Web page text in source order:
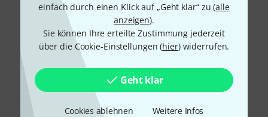
einfach durch einen Klick auf „Geht klar“ zu (alle
anzeigen).
Sie können Ihre erteilte Zustimmung jederzeit
über die Cookie-Einstellungen (hier) widerrufen.
Geht klar
Cookies ablehnen Weitere Infos
Schon gewusst?
Alle Downloads